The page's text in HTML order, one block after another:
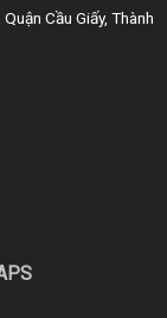
Cầu Giấy, Thành